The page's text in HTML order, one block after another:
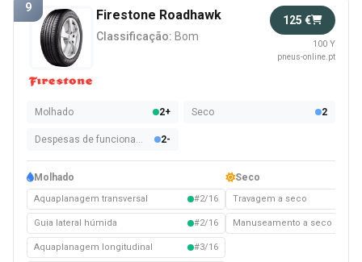
9 Firestone Roadhawk
Classificação: Bom
125 €
100 Y
pneus-online.pt
Molhado 2+ Seco 2
Despesas de funcionamento 2-
Molhado
Aquaplanagem transversal #2/16
Guia lateral húmida #2/16
Aquaplanagem longitudinal #3/16
Seco
Travagem a seco
Manuseamento a seco